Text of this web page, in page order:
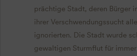
prächtige Stadt, deren Bürger
ihrer Verschwendungssucht
ignorierten. Die Stadt wurde
gewaltigen Sturmflut für